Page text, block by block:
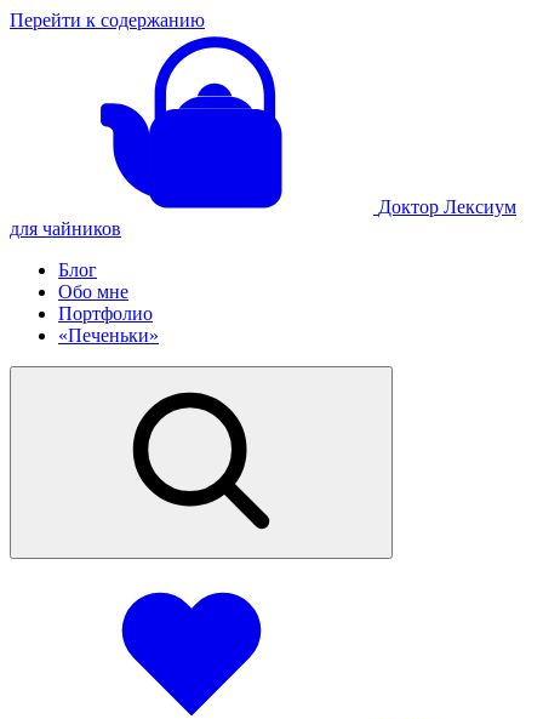
Перейти к содержанию
Доктор Лексиум
для чайников
Блог
Обо мне
Портфолио
«Печеньки»